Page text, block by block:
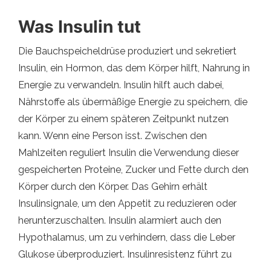
Was Insulin tut
Die Bauchspeicheldrüse produziert und sekretiert
Insulin, ein Hormon, das dem Körper hilft, Nahrung in
Energie zu verwandeln. Insulin hilft auch dabei,
Nährstoffe als übermäßige Energie zu speichern, die
der Körper zu einem späteren Zeitpunkt nutzen
kann. Wenn eine Person isst. Zwischen den
Mahlzeiten reguliert Insulin die Verwendung dieser
gespeicherten Proteine, Zucker und Fette durch den
Körper durch den Körper. Das Gehirn erhält
Insulinsignale, um den Appetit zu reduzieren oder
herunterzuschalten. Insulin alarmiert auch den
Hypothalamus, um zu verhindern, dass die Leber
Glukose überproduziert. Insulinresistenz führt zu